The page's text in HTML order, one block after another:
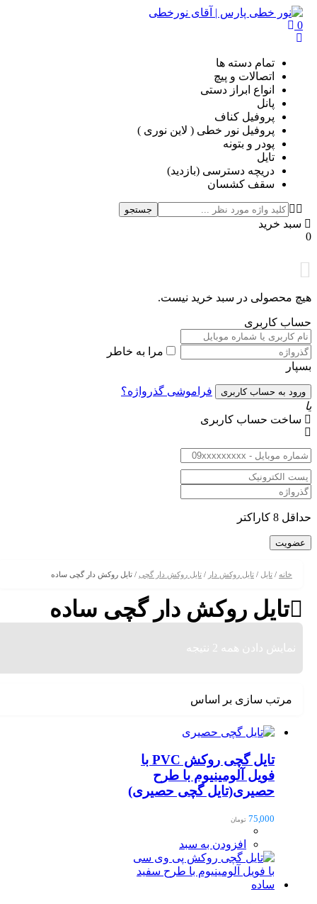
تمام دسته ها
اتصالات و پیچ
انواع ابراز دستی
پروفیل کناف
پروفیل نور خطی ( لاین نوری )
پودر و بتونه
دریچه دسترسی (بازدید)
سقف کشسان
خرید
در سبد خرید نیست.
کاربری
مرا به خاطر
فراموشی گذرواژه؟
حساب کاربری
/تایل روکش دار /تایل روکش دار گچی / تایل روکش دار گچی ساده
روکش دار گچی ساده
دادن همه 2 نتیجه
سازی بر اساس
تایل گچی روکش PVC با
فویل آلومینیوم با طرح
حصیری(تایل گچی حصیری)
تومان
افزودن به سبد